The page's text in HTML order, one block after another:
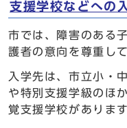
支援学校などへの
市では、障害のある
護者の意向を尊重し
入学先は、市立小・
や特別支援学級のほ
覚支援学校があります